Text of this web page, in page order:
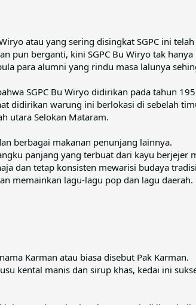
atau yang sering disingkat SGPC ini
pun berganti, kini SGPC Bu Wiryo tak
para alumni yang rindu masa lalunya
SGPC Bu Wiryo didirikan pada tahun
didirikan warung ini berlokasi di sebelah
utara Selokan Mataram.
berbagai makanan penunjang lainnya.
panjang yang terbuat dari kayu berjejer
dan tetap konsisten mewarisi budaya
memainkan lagu-lagu pop dan lagu daerah.
Karman atau biasa disebut Pak Karman.
kental manis dan sirup khas, kedai ini